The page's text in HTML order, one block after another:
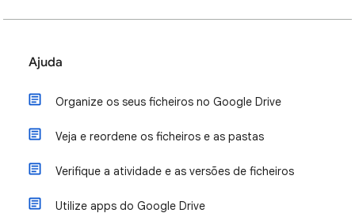
Ajuda
Organize os seus ficheiros no Google Drive
Veja e reordene os ficheiros e as pastas
Verifique a atividade e as versões de ficheiros
Utilize apps do Google Drive